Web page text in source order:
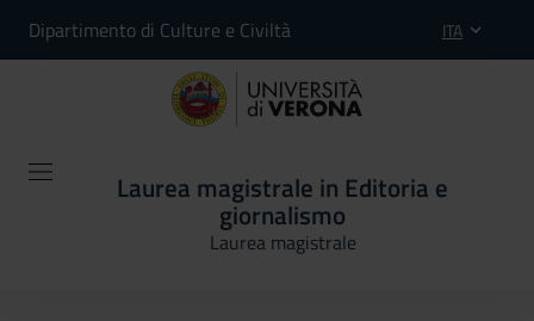
Dipartimento di Culture e Civiltà ITA
Laurea magistrale in Editoria e
giornalismo
Laurea magistrale